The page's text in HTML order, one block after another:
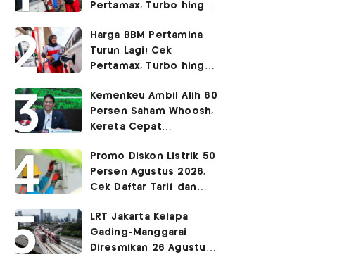
Pertamax, Turbo hingga
2026
Harga BBM Pertamina
Turun Lagi! Cek
Pertamax, Turbo hingga
Agustus 2026
Kemenkeu Ambil Alih 60
Persen Saham Whoosh,
Kereta Cepat
Surabaya
Promo Diskon Listrik 50
Persen Agustus 2026,
Cek Daftar Tarif dan
LRT Jakarta Kelapa
Gading-Manggarai
Diresmikan 26 Agustus